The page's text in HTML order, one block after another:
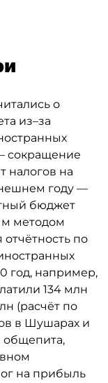
о
из–за
сокращение
налогов на
году —
бюджет
методом
по
год, например,
134 млн
(расчёт по
в Шушарах и
общепита,
на прибыль